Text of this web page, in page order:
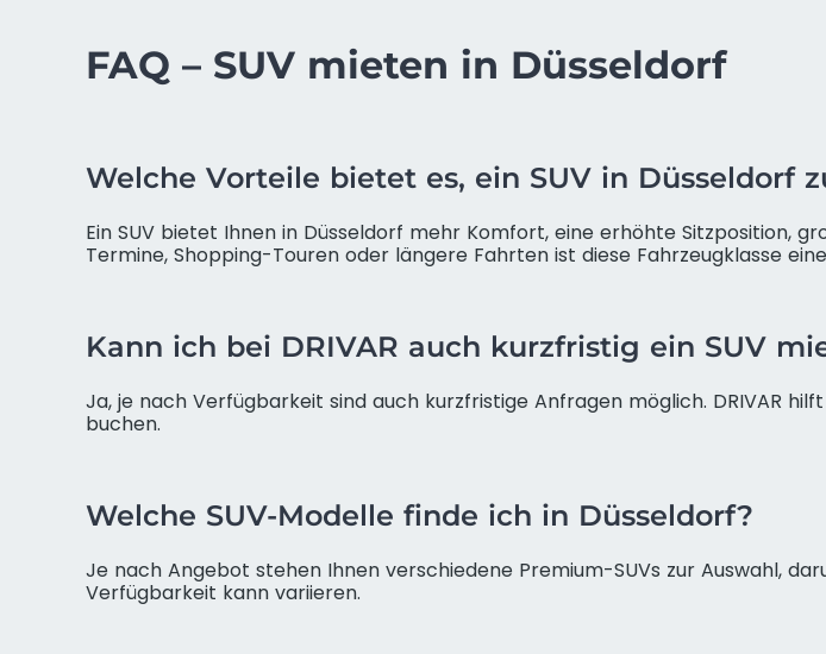
FAQ – SUV mieten in Düsseldorf
Welche Vorteile bietet es, ein SUV in Düsseldorf
Ein SUV bietet Ihnen in Düsseldorf mehr Komfort, eine erhöhte Sitzposition,
Termine, Shopping-Touren oder längere Fahrten ist diese Fahrzeugklasse
Kann ich bei DRIVAR auch kurzfristig ein SUV
Ja, je nach Verfügbarkeit sind auch kurzfristige Anfragen möglich. DRIVAR
buchen.
Welche SUV-Modelle finde ich in Düsseldorf?
Je nach Angebot stehen Ihnen verschiedene Premium-SUVs zur Auswahl,
Verfügbarkeit kann variieren.